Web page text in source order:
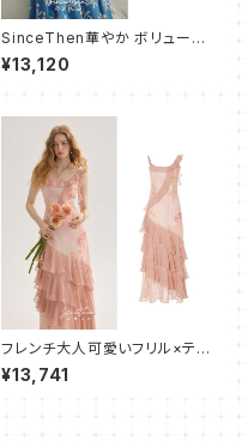
SinceThen華やか ボリューム
ふんわり ワンピース バブスリー
プ
¥13,120
フレンチ大人可愛いフリル×ティ
アードキャミワンピース
¥13,741